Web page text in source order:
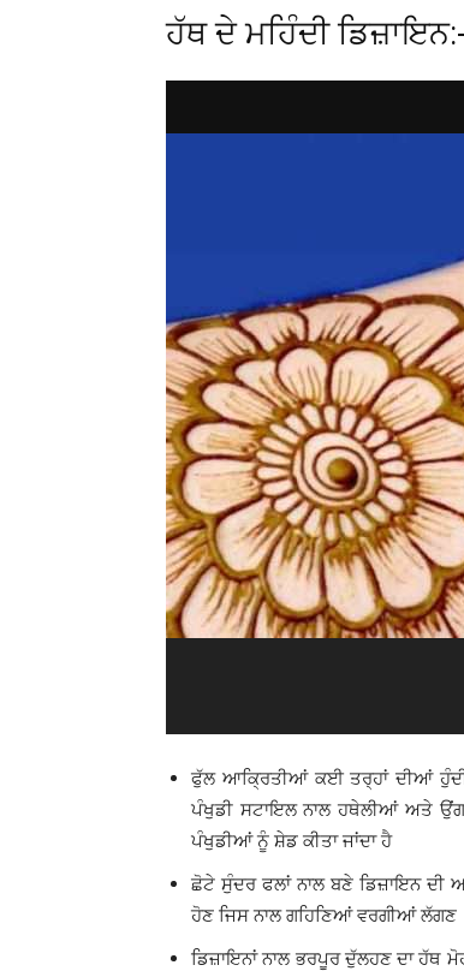
ਹੱਥ ਦੇ ਮਹਿੰਦੀ ਡਿਜ਼ਾਇਨ:-
ਫੁੱਲ ਆਕ੍ਰਿਤੀਆਂ ਕਈ ਤਰ੍ਹਾਂ ਦੀਆਂ
ਪੰਖੁਡੀ ਸਟਾਇਲ ਨਾਲ ਹਥੇਲੀਆਂ ਅਤੇ
ਪੰਖੁਡੀਆਂ ਨੂੰ ਸ਼ੇਡ ਕੀਤਾ ਜਾਂਦਾ ਹੈ
ਛੋਟੇ ਸੁੰਦਰ ਫਲਾਂ ਨਾਲ ਬਣੇ ਡਿਜ਼ਾਇਨ ਦੀ
ਹੋਣ ਜਿਸ ਨਾਲ ਗਹਿਣਿਆਂ ਵਰਗੀਆਂ ਲੱਗਣ
ਡਿਜ਼ਾਇਨਾਂ ਨਾਲ ਭਰਪੂਰ ਦੁੱਲਹਣ ਦਾ